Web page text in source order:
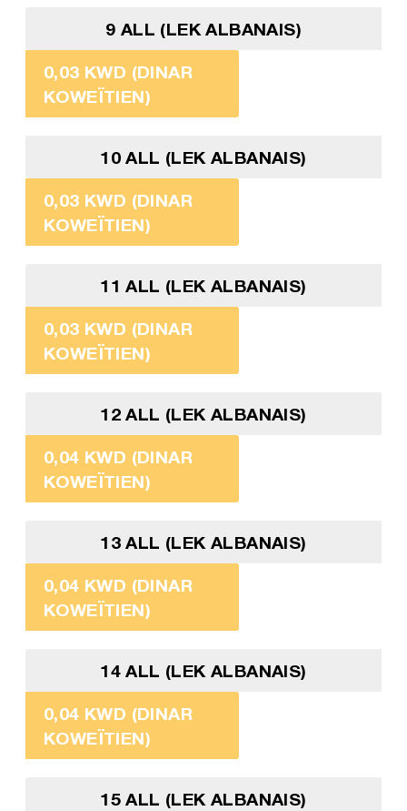
9 ALL (LEK ALBANAIS)
0,03 KWD (DINAR
KOWEÏTIEN)
10 ALL (LEK ALBANAIS)
0,03 KWD (DINAR
KOWEÏTIEN)
11 ALL (LEK ALBANAIS)
0,03 KWD (DINAR
KOWEÏTIEN)
12 ALL (LEK ALBANAIS)
0,04 KWD (DINAR
KOWEÏTIEN)
13 ALL (LEK ALBANAIS)
0,04 KWD (DINAR
KOWEÏTIEN)
14 ALL (LEK ALBANAIS)
0,04 KWD (DINAR
KOWEÏTIEN)
15 ALL (LEK ALBANAIS)